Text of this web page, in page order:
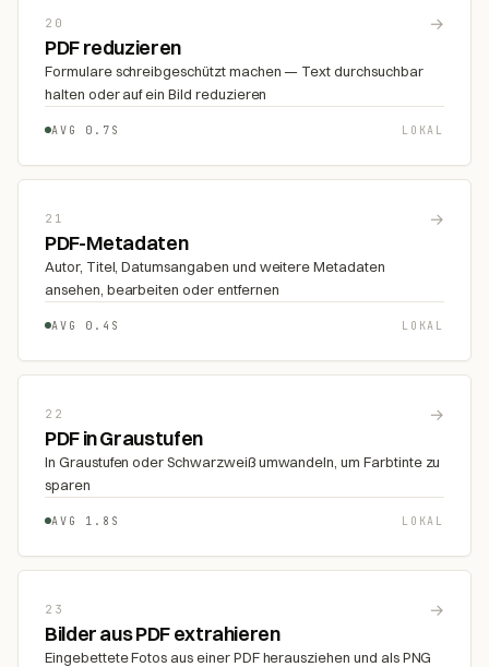
20 →
PDF reduzieren
Formulare schreibgeschützt machen — Text durchsuchbar
halten oder auf ein Bild reduzieren
AVG 0.7S LOKAL
21 →
PDF-Metadaten
Autor, Titel, Datumsangaben und weitere Metadaten
ansehen, bearbeiten oder entfernen
AVG 0.4S LOKAL
22 →
PDF in Graustufen
In Graustufen oder Schwarzweiß umwandeln, um Farbtinte zu
sparen
AVG 1.8S LOKAL
23 →
Bilder aus PDF extrahieren
Eingebettete Fotos aus einer PDF herausziehen und als PNG